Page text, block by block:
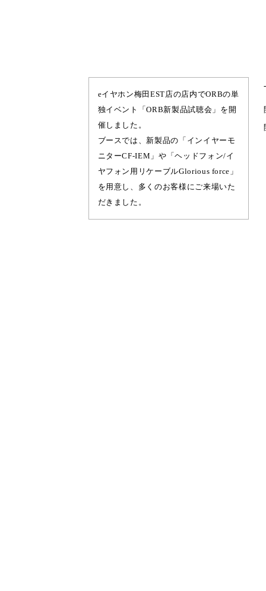
eイヤホン梅田EST店の店内でORBの単
独イベント「ORB新製品試聴会」を開
催しました。
ブースでは、新製品の「インイヤーモ
ニターCF-IEM」や「ヘッドフォン/イ
ヤフォン用リケーブルGlorious force」
を用意し、多くのお客様にご来場いた
だきました。